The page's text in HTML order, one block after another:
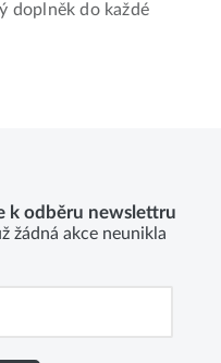
doplněk do každé
k odběru newslettru
žádná akce neunikla